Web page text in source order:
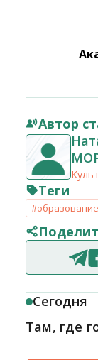
Автор
Теги
#образование
Сегодня
Там, где